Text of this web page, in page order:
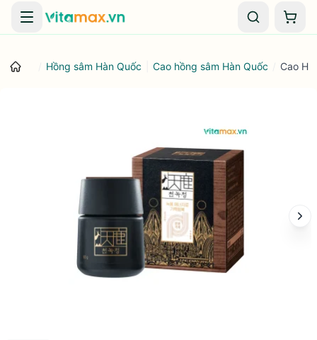
Danh mục Giỏ
Hồng sâm Hàn Quốc Cao hồng sâm Hàn Quốc Cao